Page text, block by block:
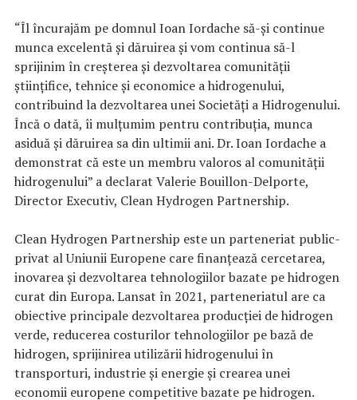
“Îl încurajăm pe domnul Ioan Iordache să-și continue
munca excelentă și dăruirea și vom continua să-l
sprijinim în creșterea și dezvoltarea comunității
științifice, tehnice și economice a hidrogenului,
contribuind la dezvoltarea unei Societăți a Hidrogenului.
Încă o dată, îi mulțumim pentru contribuția, munca
asiduă și dăruirea sa din ultimii ani. Dr. Ioan Iordache a
demonstrat că este un membru valoros al comunității
hidrogenului” a declarat Valerie Bouillon-Delporte,
Director Executiv, Clean Hydrogen Partnership.
Clean Hydrogen Partnership este un parteneriat public-
privat al Uniunii Europene care finanțează cercetarea,
inovarea și dezvoltarea tehnologiilor bazate pe hidrogen
curat din Europa. Lansat în 2021, parteneriatul are ca
obiective principale dezvoltarea producției de hidrogen
verde, reducerea costurilor tehnologiilor pe bază de
hidrogen, sprijinirea utilizării hidrogenului în
transporturi, industrie și energie și crearea unei
economii europene competitive bazate pe hidrogen.